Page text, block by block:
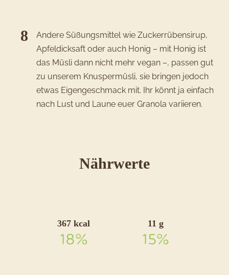
Andere Süßungsmittel wie Zuckerrübensirup,
Apfeldicksaft oder auch Honig – mit Honig ist
das Müsli dann nicht mehr vegan –, passen gut
zu unserem Knuspermüsli, sie bringen jedoch
etwas Eigengeschmack mit. Ihr könnt ja einfach
nach Lust und Laune euer Granola variieren.
Nährwertefür
367 kcal
18%
11 g
15%